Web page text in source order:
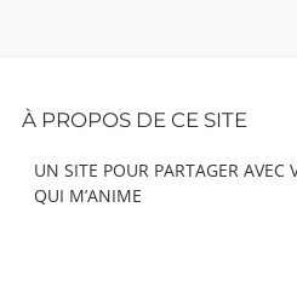
Content
À PROPOS DE CE SITE
UN SITE POUR PARTAGER AVEC
QUI M’ANIME